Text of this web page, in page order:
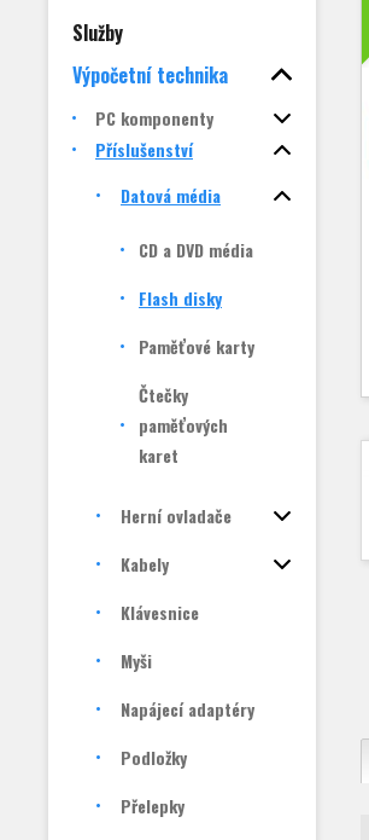
Služby
Výpočetní technika
PC komponenty
Příslušenství
Datová média
CD a DVD média
Flash disky
Paměťové karty
Čtečky
paměťových
karet
Herní ovladače
Kabely
Klávesnice
Myši
Napájecí adaptéry
Podložky
Přelepky